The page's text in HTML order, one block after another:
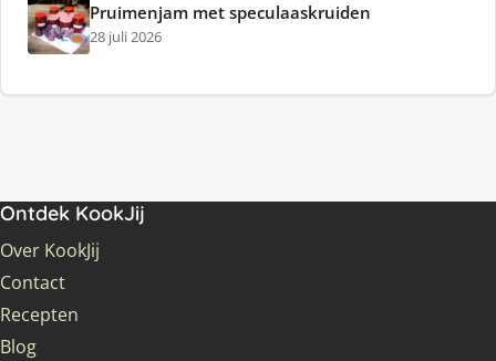
Pruimenjam met speculaaskruiden
28 juli 2026
Ontdek KookJij
Over KookJij
Contact
Recepten
Blog